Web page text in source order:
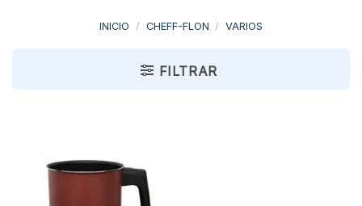
INICIO / CHEFF-FLON / VARIOS
FILTRAR